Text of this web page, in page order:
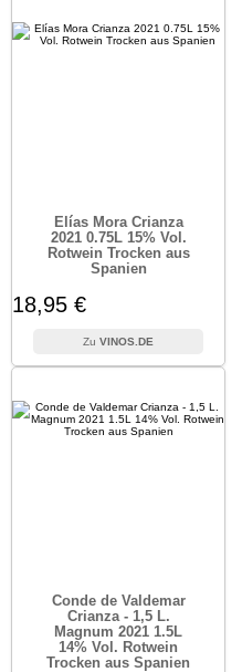
Elías Mora Crianza
2021 0.75L 15% Vol.
Rotwein Trocken aus
Spanien
18,95 €
VINOS.DE
Conde de Valdemar
Crianza - 1,5 L.
Magnum 2021 1.5L
14% Vol. Rotwein
Trocken aus Spanien